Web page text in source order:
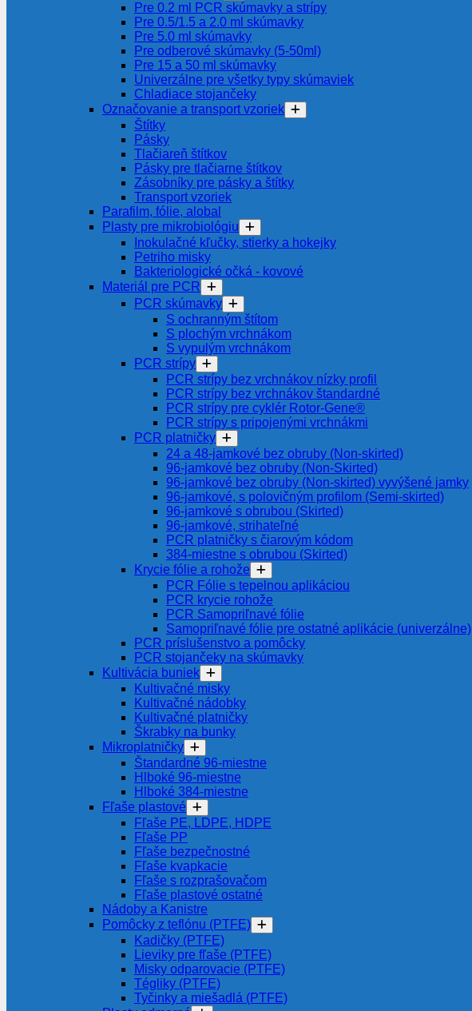
Pre 0.2 ml PCR skúmavky a strípy
Pre 0.5/1.5 a 2.0 ml skúmavky
Pre 5.0 ml skúmavky
Pre odberové skúmavky (5-50ml)
Pre 15 a 50 ml skúmavky
Univerzálne pre všetky typy skúmaviek
Chladiace stojančeky
Označovanie a transport vzoriek
Štítky
Pásky
Tlačiareň štítkov
Pásky pre tlačiarne štítkov
Zásobníky pre pásky a štítky
Transport vzoriek
Parafilm, fólie, alobal
Plasty pre mikrobiológiu
Inokulačné kľučky, stierky a hokejky
Petriho misky
Bakteriologické očká - kovové
Materiál pre PCR
PCR skúmavky
S ochranným štítom
S plochým vrchnákom
S vypulým vrchnákom
PCR strípy
PCR strípy bez vrchnákov nízky profil
PCR strípy bez vrchnákov štandardné
PCR strípy pre cyklér Rotor-Gene®
PCR strípy s pripojenými vrchnákmi
PCR platničky
24 a 48-jamkové bez obruby (Non-skirted)
96-jamkové bez obruby (Non-Skirted)
96-jamkové bez obruby (Non-skirted) vyvýšené jamky
96-jamkové, s polovičným profilom (Semi-skirted)
96-jamkové s obrubou (Skirted)
96-jamkové, strihateľné
PCR platničky s čiarovým kódom
384-miestne s obrubou (Skirted)
Krycie fólie a rohože
PCR Fólie s tepelnou aplikáciou
PCR krycie rohože
PCR Samopriľnavé fólie
Samopriľnavé fólie pre ostatné aplikácie (univerzálne)
PCR príslušenstvo a pomôcky
PCR stojančeky na skúmavky
Kultivácia buniek
Kultivačné misky
Kultivačné nádobky
Kultivačné platničky
Škrabky na bunky
Mikroplatničky
Štandardné 96-miestne
Hlboké 96-miestne
Hlboké 384-miestne
Fľaše plastové
Fľaše PE, LDPE, HDPE
Fľaše PP
Fľaše bezpečnostné
Fľaše kvapkacie
Fľaše s rozprašovačom
Fľaše plastové ostatné
Nádoby a Kanistre
Pomôcky z teflónu (PTFE)
Kadičky (PTFE)
Lieviky pre fľaše (PTFE)
Misky odparovacie (PTFE)
Tégliky (PTFE)
Tyčinky a miešadlá (PTFE)